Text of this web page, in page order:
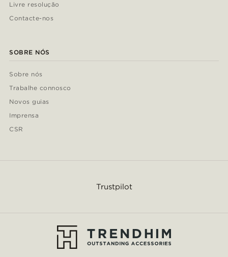
Livre resolução
Contacte-nos
SOBRE NÓS
Sobre nós
Trabalhe connosco
Novos guias
Imprensa
CSR
Trustpilot